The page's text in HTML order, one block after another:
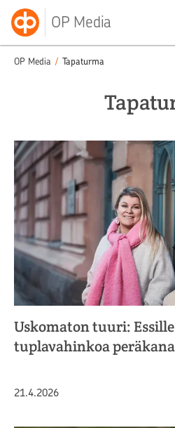
OP Media
OP Media / Tapaturma
Uskomaton tuuri:
tuplavahinkoa
Julkaistu
21.4.2026